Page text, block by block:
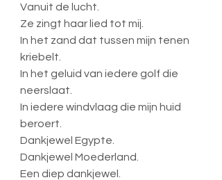
Vanuit de lucht.
Ze zingt haar lied tot mij.
In het zand dat tussen mijn tenen
kriebelt.
In het geluid van iedere golf die
neerslaat.
In iedere windvlaag die mijn huid
beroert.
Dankjewel Egypte.
Dankjewel Moederland.
Een diep dankjewel.